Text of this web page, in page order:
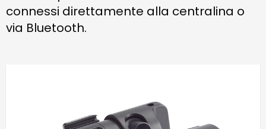
connessi direttamente alla centralina o
via Bluetooth.